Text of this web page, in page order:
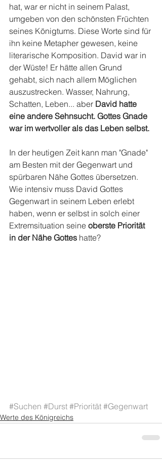
hat, war er nicht in seinem Palast,
umgeben von den schönsten Früchten
seines Königtums. Diese Worte sind für
ihn keine Metapher gewesen, keine
literarische Komposition. David war in
der Wüste! Er hätte allen Grund
gehabt, sich nach allem Möglichen
auszustrecken. Wasser, Nahrung,
Schatten, Leben... aber David hatte
eine andere Sehnsucht. Gottes Gnade
war im wertvoller als das Leben selbst.
In der heutigen Zeit kann man "Gnade"
am Besten mit der Gegenwart und
spürbaren Nähe Gottes übersetzen.
Wie intensiv muss David Gottes
Gegenwart in seinem Leben erlebt
haben, wenn er selbst in solch einer
Extremsituation seine oberste Priorität
in der Nähe Gottes hatte?
#Suchen #Durst #Priorität #Gegenwart
Werte des Königreichs